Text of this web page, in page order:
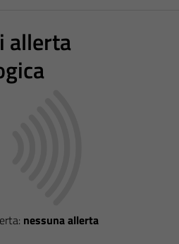
allerta
nessuna allerta